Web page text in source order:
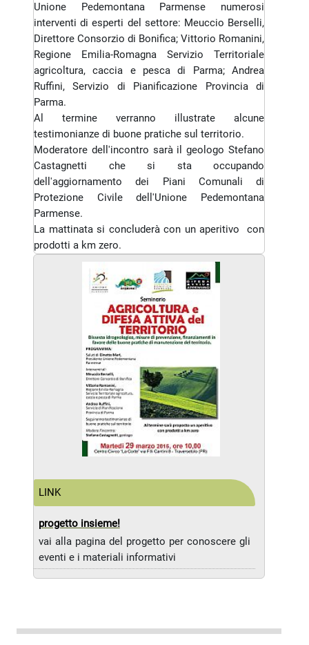
Unione Pedemontana Parmense numerosi
interventi di esperti del settore: Meuccio Berselli,
Direttore Consorzio di Bonifica; Vittorio Romanini,
Regione Emilia-Romagna Servizio Territoriale
agricoltura, caccia e pesca di Parma; Andrea
Ruffini, Servizio di Pianificazione Provincia di
Parma.
Al termine verranno illustrate alcune
testimonianze di buone pratiche sul territorio.
Moderatore dell'incontro sarà il geologo Stefano
Castagnetti che si sta occupando
dell'aggiornamento dei Piani Comunali di
Protezione Civile dell'Unione Pedemontana
Parmense.
La mattinata si concluderà con un aperitivo con
prodotti a km zero.
LINK
progetto insieme!
vai alla pagina del progetto per conoscere gli
eventi e i materiali informativi